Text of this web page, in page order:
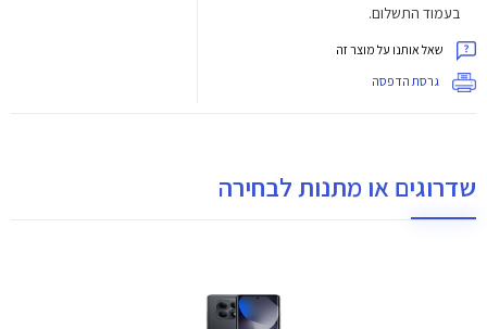
בעמוד התשלום.
שאל אותנו על מוצר זה
גרסת הדפסה
שדרוגים או מתנות לבחירה